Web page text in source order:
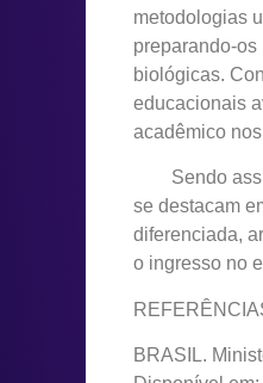
metodologias
preparando-
biológicas.
educacionais
acadêmico
Sendo
se destacam
diferenciada,
o ingresso no
BRASIL.